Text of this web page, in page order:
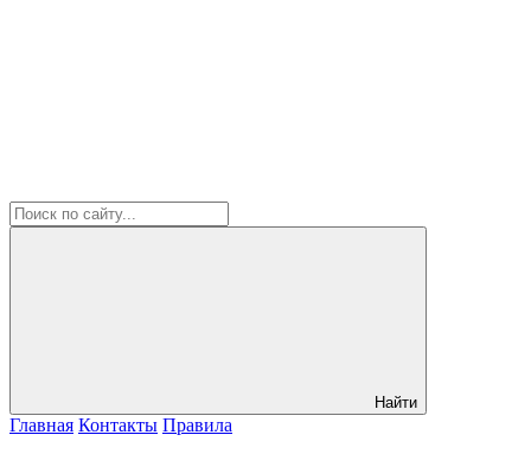
Найти
Главная Контакты Правила